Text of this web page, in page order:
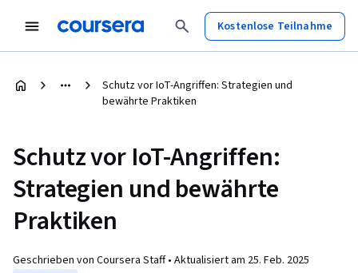
Kostenlose Teilnahme
Schutz vor IoT-Angriffen: Strategien und
bewährte Praktiken
Schutz vor IoT-Angriffen:
Strategien und bewährte
Praktiken
Geschrieben von Coursera Staff • Aktualisiert am 25. Feb. 2025